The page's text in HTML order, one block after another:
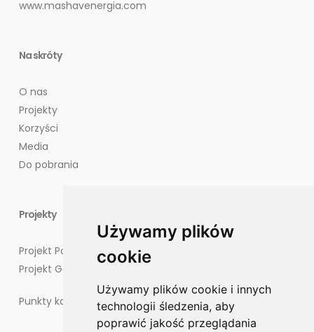
Używamy plików
cookie
Używamy plików cookie i innych
technologii śledzenia, aby
poprawić jakość przeglądania
www.mashavenergia.com
Na skróty
O nas
Projekty
Korzyści
Media
Do pobrania
Projekty
Projekt Potęgowo
Projekt Goliat
Punkty kontaktowe dla mieszkańców